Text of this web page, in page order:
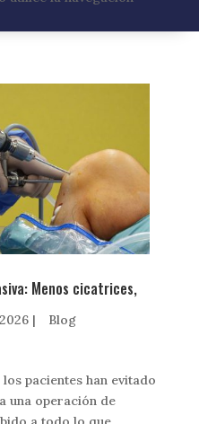
Menos cicatrices,
|
Blog
pacientes han evitado
una operación de